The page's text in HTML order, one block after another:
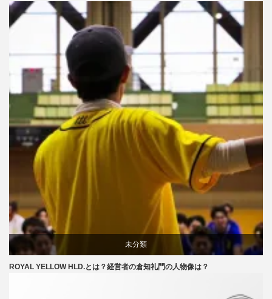
評判
未分類
ROYAL YELLOW HLD.とは？経営者の倉知礼門の人物像は？